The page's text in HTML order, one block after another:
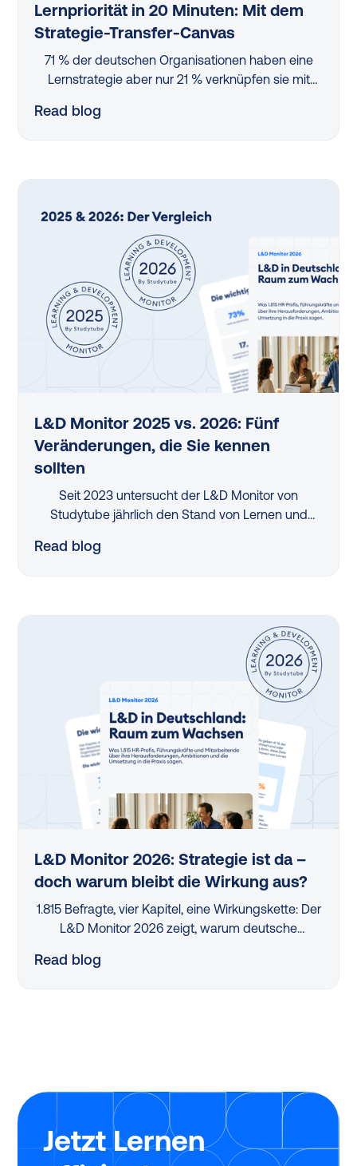
Lernpriorität in 20 Minuten: Mit dem
Strategie-Transfer-Canvas
71 % der deutschen Organisationen haben eine
Lernstrategie aber nur 21 % verknüpfen sie mit
Strategie-Transfer-Canvas — mitgestaltet von
Read blog
L&D Monitor 2025 vs. 2026: Fünf
Veränderungen, die Sie kennen
sollten
Seit 2023 untersucht der L&D Monitor von
Studytube jährlich den Stand von Lernen und
Vergleich der letzten beiden Erhebungen — 2025
Read blog
L&D Monitor 2026: Strategie ist da –
doch warum bleibt die Wirkung aus?
1.815 Befragte, vier Kapitel, eine Wirkungskette: Der
L&D Monitor 2026 zeigt, warum deutsche
kaum messbaren Impact erzielen – und wo der
Read blog
Jetzt Lernen